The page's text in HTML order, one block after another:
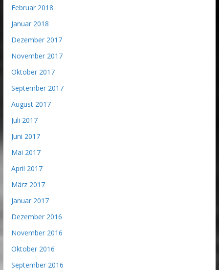
Februar 2018
Januar 2018
Dezember 2017
November 2017
Oktober 2017
September 2017
August 2017
Juli 2017
Juni 2017
Mai 2017
April 2017
März 2017
Januar 2017
Dezember 2016
November 2016
Oktober 2016
September 2016